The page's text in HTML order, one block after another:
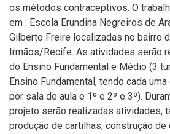
os métodos contraceptivos. O
em : Escola Erundina Negreiros de
Gilberto Freire localizadas no bairro
Irmãos/Recife. As atividades serão
do Ensino Fundamental e Médio (3
Ensino Fundamental, tendo cada
por sala de aula e 1º e 2º e 3º).
projeto serão realizadas atividades,
produção de cartilhas, construção